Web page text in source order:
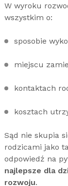
W wyroku
wszystkim o:
sposobie
miejscu
kontaktach
kosztach
Sąd nie skupia
rodzicami jako
odpowiedź na
najlepsze dla
rozwoju.